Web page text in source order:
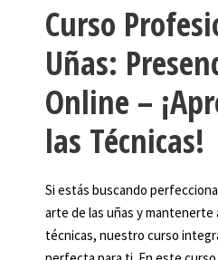
Curso
Uñas:
Online –
las Técnicas!
Si estás buscando
arte de las uñas y mantenerte
técnicas, nuestro curso